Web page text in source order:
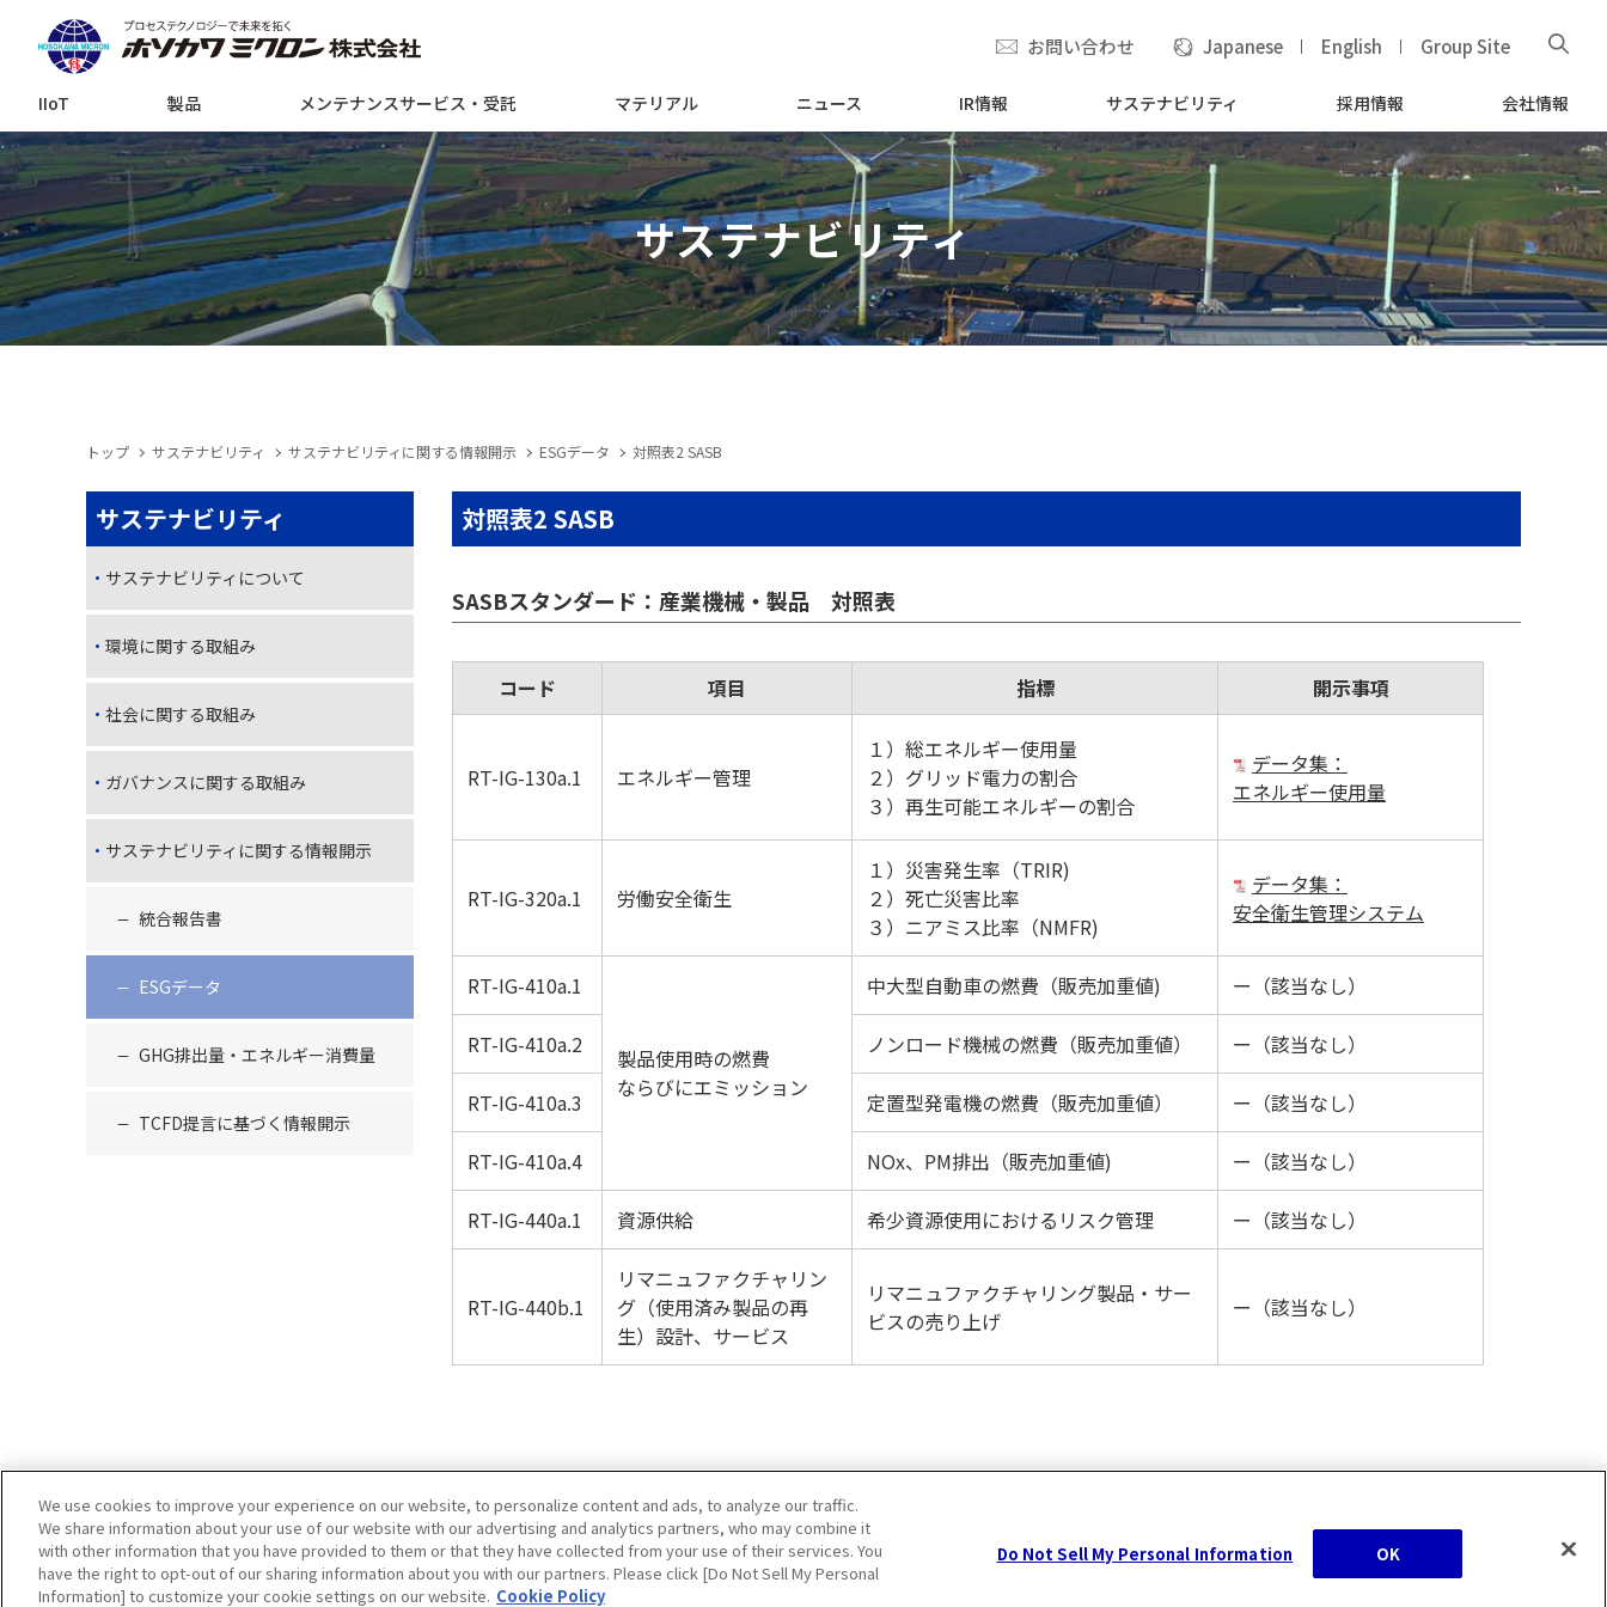
お問い合わせ Japanese English Group Site
IIoT 製品 メンテナンスサービス・受託 マテリアル ニュース IR情報 サステナビリティ 採用情報 会社情報
サステナビリティ
トップ サステナビリティ サステナビリティに関する情報開示 ESGデータ 対照表2 SASB
サステナビリティ
サステナビリティについて
環境に関する取組み
社会に関する取組み
ガバナンスに関する取組み
サステナビリティに関する情報開示
統合報告書
ESGデータ
GHG排出量・エネルギー消費量
TCFD提言に基づく情報開示
対照表2 SASB
SASBスタンダード：産業機械・製品 対照表
コード 項目 指標 開示事項
RT-IG-130a.1 エネルギー管理
１）総エネルギー使用量
２）グリッド電力の割合
３）再生可能エネルギーの割合
データ集：
エネルギー使用量
RT-IG-320a.1 労働安全衛生
１）災害発生率（TRIR)
２）死亡災害比率
３）ニアミス比率（NMFR)
データ集：
安全衛生管理システム
RT-IG-410a.1
製品使用時の燃費
ならびにエミッション
中大型自動車の燃費（販売加重値) ー（該当なし）
RT-IG-410a.2 ノンロード機械の燃費（販売加重値） ー（該当なし）
RT-IG-410a.3 定置型発電機の燃費（販売加重値） ー（該当なし）
RT-IG-410a.4 NOx、PM排出（販売加重値) ー（該当なし）
RT-IG-440a.1 資源供給 希少資源使用におけるリスク管理 ー（該当なし）
RT-IG-440b.1
リマニュファクチャリン
グ（使用済み製品の再
生）設計、サービス
リマニュファクチャリング製品・サー
ビスの売り上げ
ー（該当なし）
サイトマップ サイト利用案内 プライバシーポリシー クッキーポリシー
We use cookies to improve your experience on our website, to personalize content and ads, to analyze our traffic.
We share information about your use of our website with our advertising and analytics partners, who may combine it
with other information that you have provided to them or that they have collected from your use of their services. You
have the right to opt-out of our sharing information about you with our partners. Please click [Do Not Sell My Personal
Information] to customize your cookie settings on our website. Cookie Policy
Do Not Sell My Personal Information OK